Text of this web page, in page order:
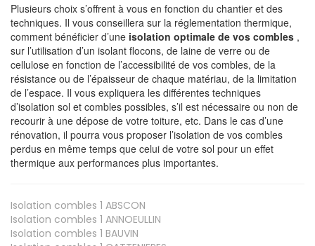
Plusieurs choix s’offrent à vous en fonction du chantier et des
techniques. Il vous conseillera sur la réglementation thermique,
comment bénéficier d’une isolation optimale de vos combles ,
sur l’utilisation d’un isolant flocons, de laine de verre ou de
cellulose en fonction de l’accessibilité de vos combles, de la
résistance ou de l’épaisseur de chaque matériau, de la limitation
de l’espace. Il vous expliquera les différentes techniques
d’isolation sol et combles possibles, s’il est nécessaire ou non de
recourir à une dépose de votre toiture, etc. Dans le cas d’une
rénovation, il pourra vous proposer l’isolation de vos combles
perdus en même temps que celui de votre sol pour un effet
thermique aux performances plus importantes.
Isolation combles 1 ABSCON
Isolation combles 1 ANNOEULLIN
Isolation combles 1 BAUVIN